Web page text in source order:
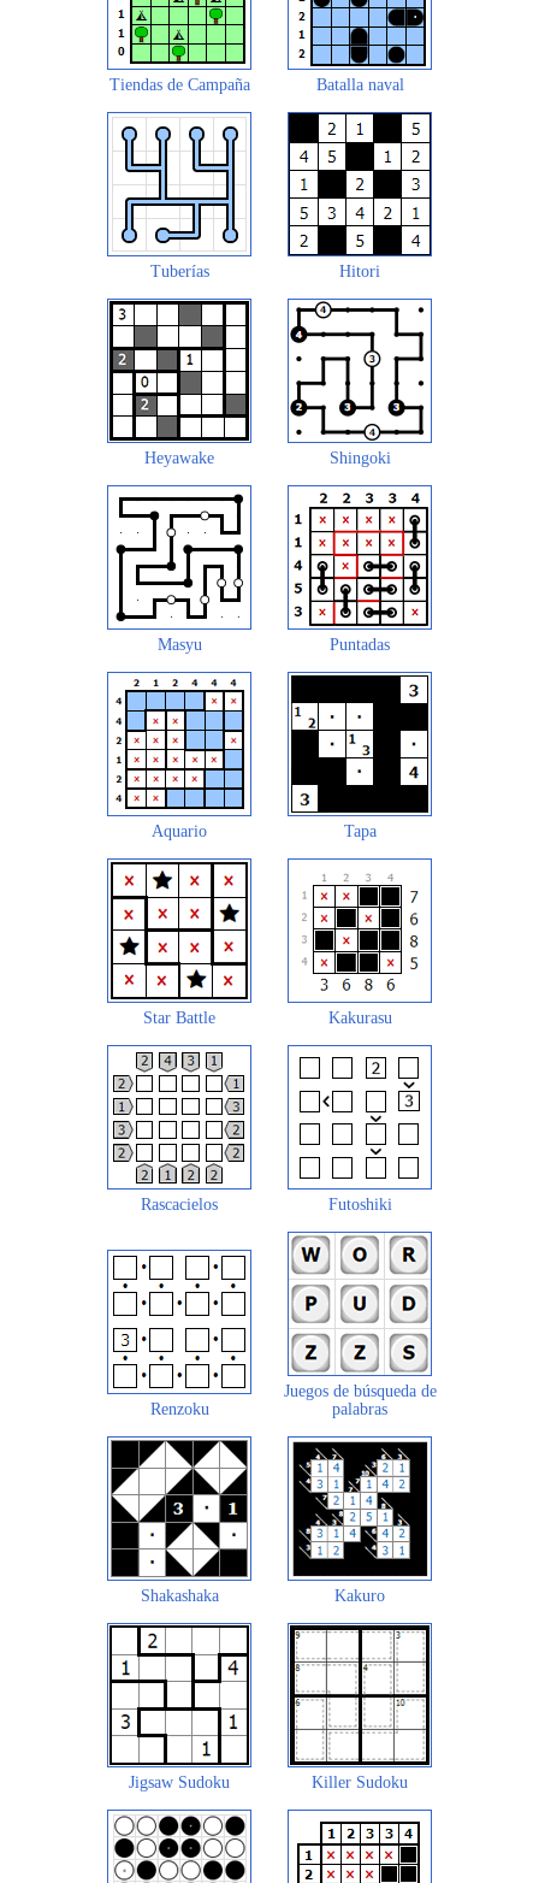
Tiendas de Campaña Batalla naval
Tuberías Hitori
Heyawake Shingoki
Masyu Puntadas
Aquario Tapa
Star Battle Kakurasu
Rascacielos Futoshiki
Renzoku
Juegos de búsqueda de
palabras
Shakashaka Kakuro
Jigsaw Sudoku Killer Sudoku